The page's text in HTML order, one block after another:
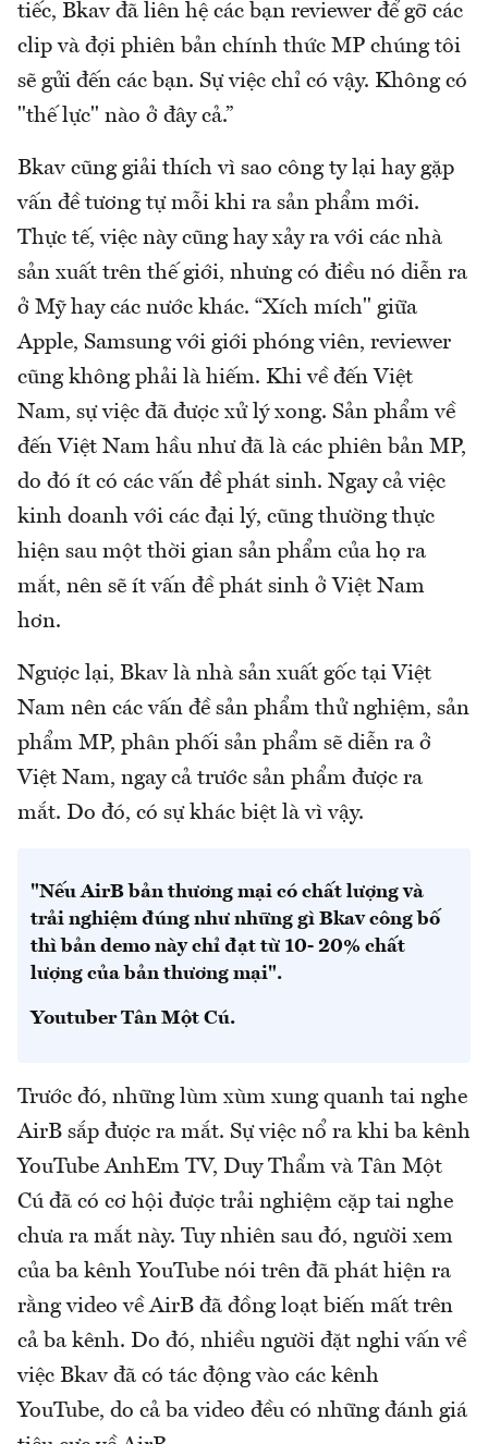
tiếc, Bkav đã liên hệ các bạn reviewer để gỡ các
clip và đợi phiên bản chính thức MP chúng tôi
sẽ gửi đến các bạn. Sự việc chỉ có vậy. Không có
"thế lực" nào ở đây cả.”
Bkav cũng giải thích vì sao công ty lại hay gặp
vấn đề tương tự mỗi khi ra sản phẩm mới.
Thực tế, việc này cũng hay xảy ra với các nhà
sản xuất trên thế giới, nhưng có điều nó diễn ra
ở Mỹ hay các nước khác. “Xích mích" giữa
Apple, Samsung với giới phóng viên, reviewer
cũng không phải là hiếm. Khi về đến Việt
Nam, sự việc đã được xử lý xong. Sản phẩm về
đến Việt Nam hầu như đã là các phiên bản MP,
do đó ít có các vấn đề phát sinh. Ngay cả việc
kinh doanh với các đại lý, cũng thường thực
hiện sau một thời gian sản phẩm của họ ra
mắt, nên sẽ ít vấn đề phát sinh ở Việt Nam
hơn.
Ngược lại, Bkav là nhà sản xuất gốc tại Việt
Nam nên các vấn đề sản phẩm thử nghiệm, sản
phẩm MP, phân phối sản phẩm sẽ diễn ra ở
Việt Nam, ngay cả trước sản phẩm được ra
mắt. Do đó, có sự khác biệt là vì vậy.
"Nếu AirB bản thương mại có chất lượng và
trải nghiệm đúng như những gì Bkav công bố
thì bản demo này chỉ đạt từ 10- 20% chất
lượng của bản thương mại".
Youtuber Tân Một Cú.
Trước đó, những lùm xùm xung quanh tai nghe
AirB sắp được ra mắt. Sự việc nổ ra khi ba kênh
YouTube AnhEm TV, Duy Thẩm và Tân Một
Cú đã có cơ hội được trải nghiệm cặp tai nghe
chưa ra mắt này. Tuy nhiên sau đó, người xem
của ba kênh YouTube nói trên đã phát hiện ra
rằng video về AirB đã đồng loạt biến mất trên
cả ba kênh. Do đó, nhiều người đặt nghi vấn về
việc Bkav đã có tác động vào các kênh
YouTube, do cả ba video đều có những đánh giá